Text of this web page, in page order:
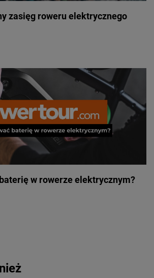
zasięg roweru elektrycznego
w rowerze elektrycznym?